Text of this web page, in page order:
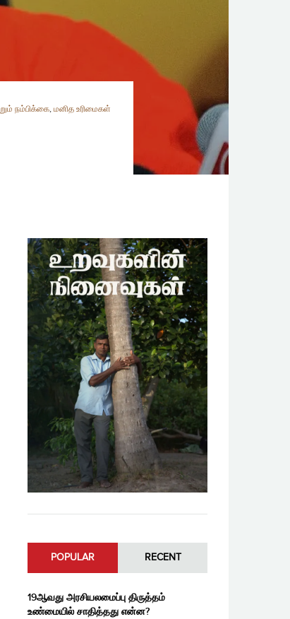
நம்பிக்கை, மனித உரிமைகள்
POPULAR RECENT
19ஆவது அரசியலமைப்பு திருத்தம்
உண்மையில் சாதித்தது என்ன?